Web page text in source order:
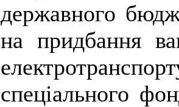
державного
на придбання
спеціального